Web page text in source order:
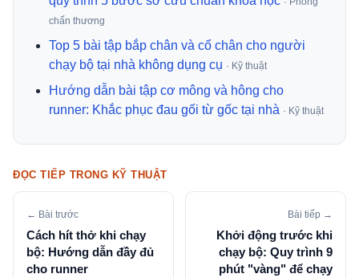
chấn thương
Top 5 bài tập bắp chân và cổ chân cho người
chạy bộ tại nhà không dụng cụ · Kỹ thuật
Hướng dẫn bài tập cơ mông và hông cho
runner: Khắc phục đau gối từ gốc tại nhà · Kỹ thuật
ĐỌC TIẾP TRONG KỸ THUẬT
← Bài trước
Cách hít thở khi chạy
bộ: Hướng dẫn đầy đủ
cho runner
Bài tiếp →
Khởi động trước khi
chạy bộ: Quy trình 9
phút "vàng" để chạy